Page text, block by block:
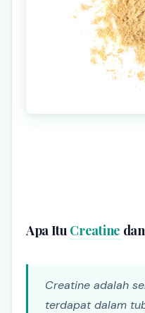
Apa Itu Creatine
Creatine adalah
terdapat dalam